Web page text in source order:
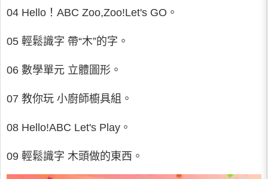
04 Hello！ABC Zoo,Zoo!Let's GO。
05 輕鬆識字 帶“木”的字。
06 數學單元 立體圖形。
07 教你玩 小廚師櫥具組。
08 Hello!ABC Let's Play。
09 輕鬆識字 木頭做的東西。